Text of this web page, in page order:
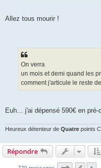
Allez tous mourir !
On verra
un mois et demi quand les
comment j'articule le reste
Euh... j'ai dépensé 590€ en
Heureux détenteur de Quatre points
Répondre